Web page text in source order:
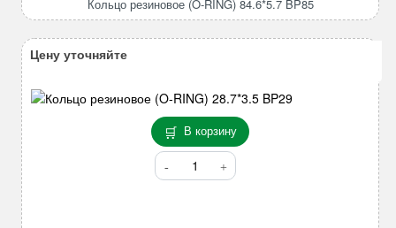
RING)
Кольцо резиновое (O-RING) 84.6*5.7 BP85
В корзину
Количество
товара
Цену уточняйте